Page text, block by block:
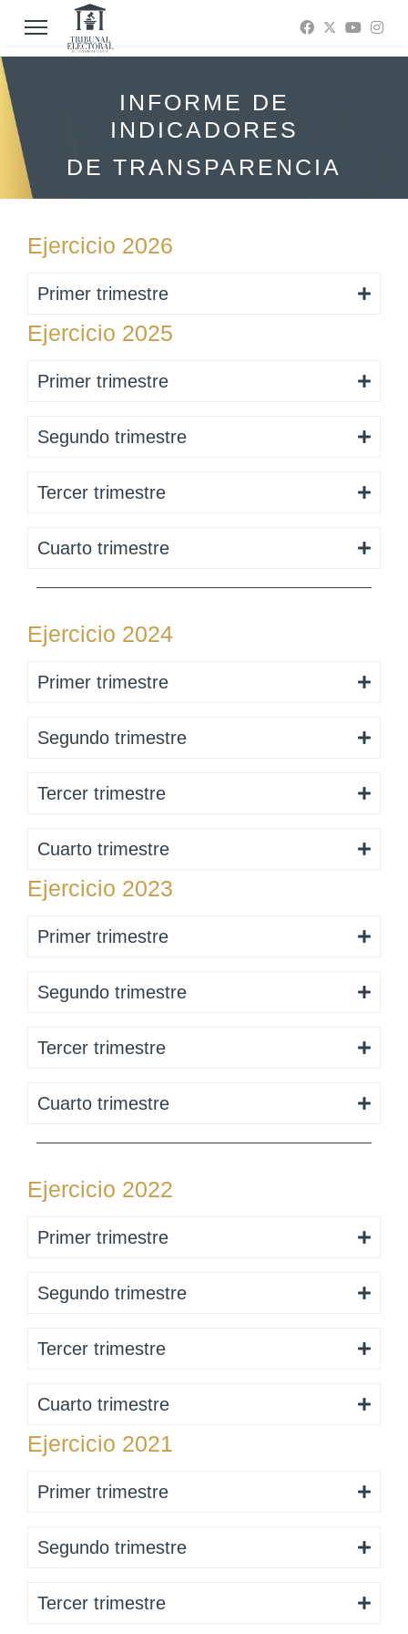
INFORME DE
INDICADORES
DE TRANSPARENCIA
Ejercicio 2026
Primer trimestre
Ejercicio 2025
Primer trimestre
Segundo trimestre
Tercer trimestre
Cuarto trimestre
Ejercicio 2024
Primer trimestre
Segundo trimestre
Tercer trimestre
Cuarto trimestre
Ejercicio 2023
Primer trimestre
Segundo trimestre
Tercer trimestre
Cuarto trimestre
Ejercicio 2022
Primer trimestre
Segundo trimestre
Tercer trimestre
Cuarto trimestre
Ejercicio 2021
Primer trimestre
Segundo trimestre
Tercer trimestre